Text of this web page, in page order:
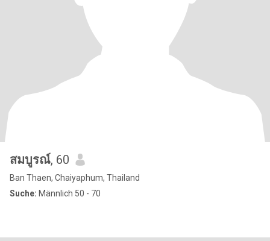
สมบูรณ์, 60
Ban Thaen, Chaiyaphum, Thailand
Suche: Männlich 50 - 70